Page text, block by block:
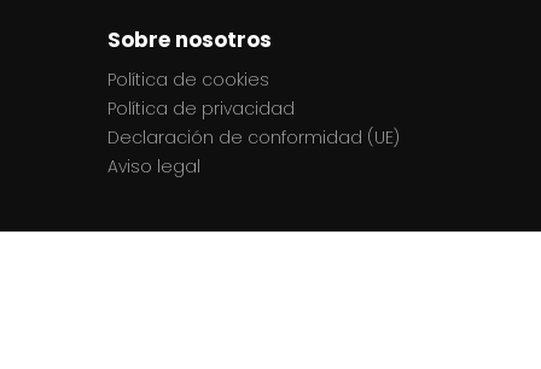
Sobre nosotros
Política de cookies
Política de privacidad
Declaración de conformidad (UE)
Aviso legal